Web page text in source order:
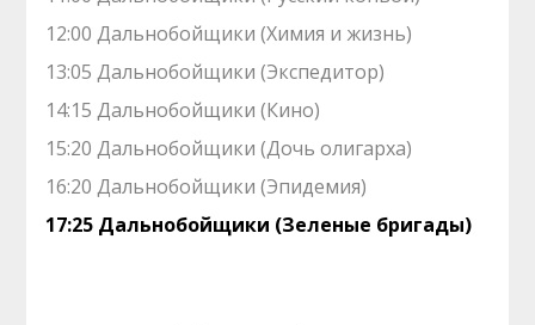
12:00 Дальнобойщики (Химия и жизнь)
13:05 Дальнобойщики (Экспедитор)
14:15 Дальнобойщики (Кино)
15:20 Дальнобойщики (Дочь олигарха)
16:20 Дальнобойщики (Эпидемия)
17:25 Дальнобойщики (Зеленые бригады)